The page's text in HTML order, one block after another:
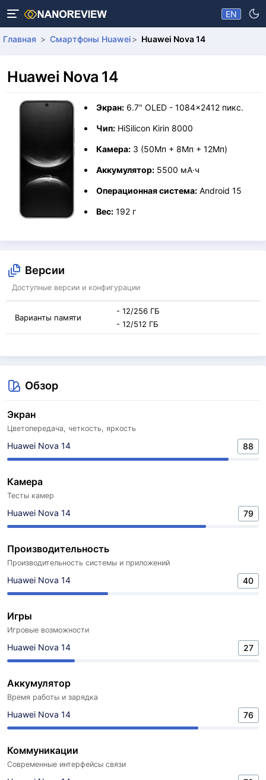
EN
Главная Смартфоны Huawei Huawei Nova 14
Huawei Nova 14
Экран: 6.7" OLED - 1084x2412 пикс.
Чип: HiSilicon Kirin 8000
Камера: 3 (50Мп + 8Мп + 12Мп)
Аккумулятор: 5500 мА·ч
Операционная система: Android 15
Вес: 192 г
Версии
Доступные версии и конфигурации
Варианты памяти
- 12/256 ГБ
- 12/512 ГБ
Обзор
Экран
Цветопередача, четкость, яркость
Huawei Nova 14 88
Камера
Тесты камер
Huawei Nova 14 79
Производительность
Производительность системы и приложений
Huawei Nova 14 40
Игры
Игровые возможности
Huawei Nova 14 27
Аккумулятор
Время работы и зарядка
Huawei Nova 14 76
Коммуникации
Современные интерфейсы связи